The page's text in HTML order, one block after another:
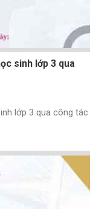
sinh lớp 3 qua
lớp 3 qua công tác